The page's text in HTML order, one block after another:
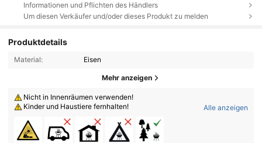
Informationen und Pflichten des Händlers
Um diesen Verkäufer und/oder dieses Produkt zu melden
Produktdetails
Material: Eisen
Mehr anzeigen
Nicht in Innenräumen verwenden!
Kinder und Haustiere fernhalten!
cht.
WARNUNG! Verwenden Sie zum Anzünden oder Wiederanzünden ke
Alle anzeigen